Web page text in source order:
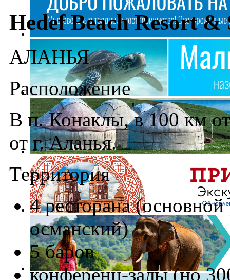
Hedef Beach Resort &
АЛАНЬЯ
Расположение
В п. Конаклы, в 100 км
от г. Аланья.
Территория
4 ресторана
османский)
5 баров
конференц-залы (но